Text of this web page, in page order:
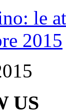
le
2015
US